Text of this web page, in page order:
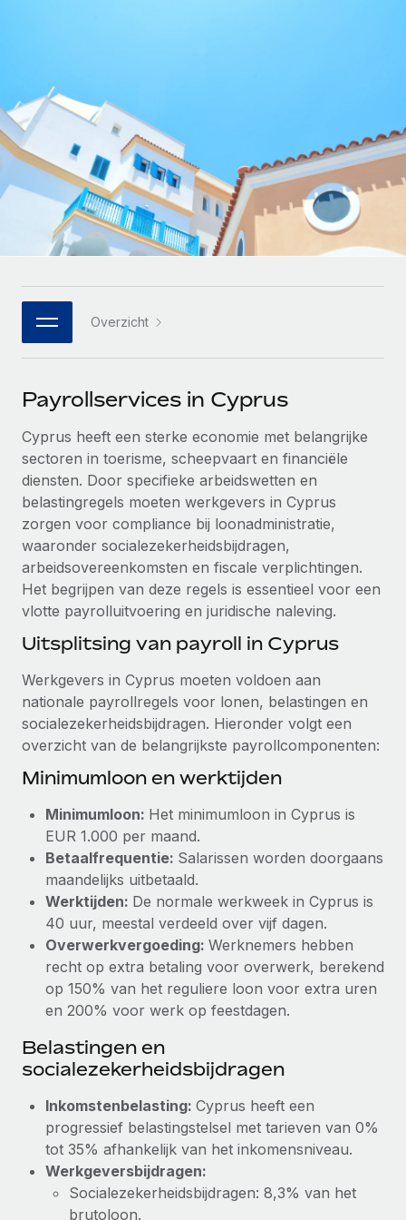
INFRASTRUCTUUR
Remote Embedded
HR naadloos in workflows integreren
Platform
Ingebouwde essentiële HR-functies voor je team
Integraties
DIENSTEN
Vraag een expert
Krijg hulp van global HR- en juridische experts
Achtergrondonderzoek
Vereenvoudig het screeningsproces van
kandidaten
Compliance Watchtower
Blijf compliance-risico's voor
Apparaatbeheer
Lever en track wereldwijd IT-middelen
Entiteiten oprichten
Stel snel compliant entiteiten op
Mobiliteit en overplaatsing
Secundaire arbeidsvoorwaarden
Eenvoudig secundaire arbeidsvoorwaarden
beheren
Flexibele global HR en payroll solutions voor groeiende
bedrijven
Mid-market
Teams uitbreiden met HR solutions op maat
Enterprise
Global HR voor grote bedrijven
WERK MET ONS SAMEN
Strategische technologiepartners
Een partner worden
Ontdek hoe je met ons kunt samenwerken
Integraties en advies over AI-automatiseringen
CASESTUDY'S
LEREN MET REMOTE
Onderzoek en gidsen
Casestudy's
HR-woordenlijst
Checklists en templates
Webinars
Newsroom
Inzicht in salaris en talent
Inzichtencentrum
Support
Alle bronnen bekijken
BLOG
Global Payroll
EOR en PEO
Contractor Management
Belastingen
BLOG
Productupdates van Remote: Gusto- en Xero-
integraties en Contractor Management Plus
Het blijft de missie van Remote om alle soorten bedrijven
te helpen bij het aannemen, beheren en...
Meer informatie
Hoe Phiture 55 werknemers in 19 landen
Phiture, een toonaangevende leider in de wereldwijde
mobiele groeiadviessector, zet zich sinds 2016...
Meer informatie
Deutsch
Español
Português (Portugal)
日本語
한국어
Overzicht
Payrollservices in Cyprus
Cyprus heeft een sterke economie met belangrijke
sectoren in toerisme, scheepvaart en financiële
diensten. Door specifieke arbeidswetten en
belastingregels moeten werkgevers in Cyprus
zorgen voor compliance bij loonadministratie,
waaronder socialezekerheidsbijdragen,
arbeidsovereenkomsten en fiscale verplichtingen.
Het begrijpen van deze regels is essentieel voor een
vlotte payrolluitvoering en juridische naleving.
Uitsplitsing van payroll in Cyprus
Werkgevers in Cyprus moeten voldoen aan
nationale payrollregels voor lonen, belastingen en
socialezekerheidsbijdragen. Hieronder volgt een
overzicht van de belangrijkste payrollcomponenten:
Minimumloon en werktijden
Minimumloon: Het minimumloon in Cyprus is
EUR 1.000 per maand.
Betaalfrequentie: Salarissen worden doorgaans
maandelijks uitbetaald.
Werktijden: De normale werkweek in Cyprus is
40 uur, meestal verdeeld over vijf dagen.
Overwerkvergoeding: Werknemers hebben
recht op extra betaling voor overwerk, berekend
op 150% van het reguliere loon voor extra uren
en 200% voor werk op feestdagen.
Belastingen en
socialezekerheidsbijdragen
Inkomstenbelasting: Cyprus heeft een
progressief belastingstelsel met tarieven van 0%
tot 35% afhankelijk van het inkomensniveau.
Werkgeversbijdragen:
Socialezekerheidsbijdragen: 8,3% van het
brutoloon.